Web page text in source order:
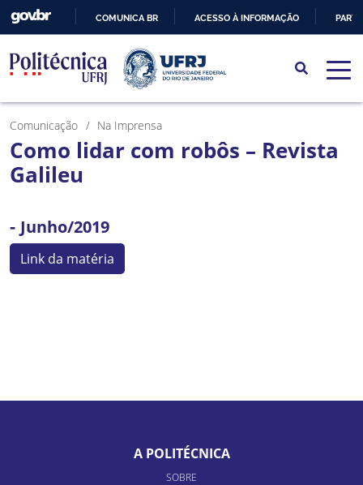
PARA
O
CONTEÚDO
COMUNICA BR ACESSO À INFORMAÇÃO
Comunicação Na Imprensa
Como lidar com robôs – Revista
Galileu
- Junho/2019
Link da matéria
A POLITÉCNICA
SOBRE